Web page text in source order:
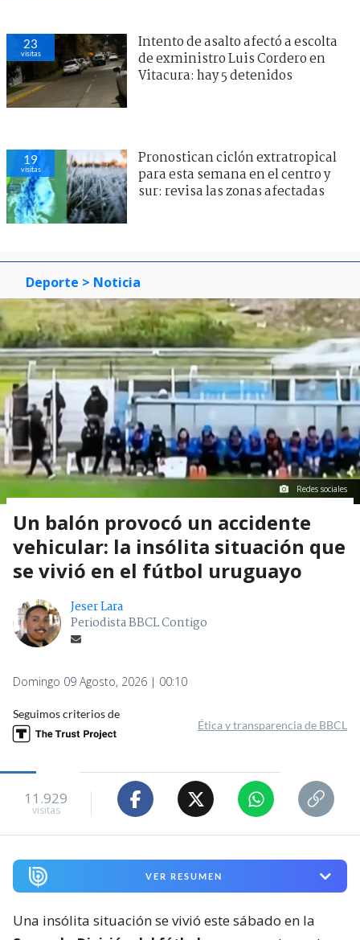
23
visitas
Intento de asalto afectó a escolta
de exministro Luis Cordero en
Vitacura: hay 5 detenidos
19
visitas
Pronostican ciclón extratropical
para esta semana en el centro y
sur: revisa las zonas afectadas
Deporte > Noticia
Redes sociales
Un balón provocó un accidente
vehicular: la insólita situación que
se vivió en el fútbol uruguayo
Jeser Lara
Periodista BBCL Contigo
Domingo 09 Agosto, 2026 | 00:10
Seguimos criterios de
Ética y transparencia de BBCL
11.929
visitas
VER RESUMEN
Una insólita situación se vivió este sábado en la